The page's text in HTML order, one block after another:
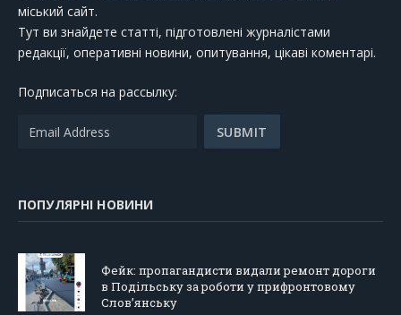
міський сайт.
Тут ви знайдете статті, підготовлені журналістами
редакції, оперативні новини, опитування, цікаві коментарі.
Подписаться на рассылку:
ПОПУЛЯРНІ НОВИНИ
Фейк: пропагандисти видали ремонт дороги
в Подільську за роботи у прифронтовому
Слов’янську